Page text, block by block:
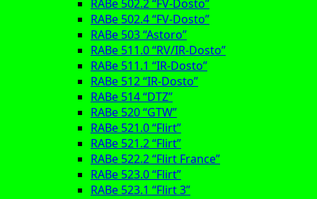
RABe 502.2 “FV-Dosto”
RABe 502.4 “FV-Dosto”
RABe 503 “Astoro”
RABe 511.0 “RV/IR-Dosto”
RABe 511.1 “IR-Dosto”
RABe 512 “IR-Dosto”
RABe 514 “DTZ”
RABe 520 “GTW”
RABe 521.0 “Flirt”
RABe 521.2 “Flirt”
RABe 522.2 “Flirt France”
RABe 523.0 “Flirt”
RABe 523.1 “Flirt 3”